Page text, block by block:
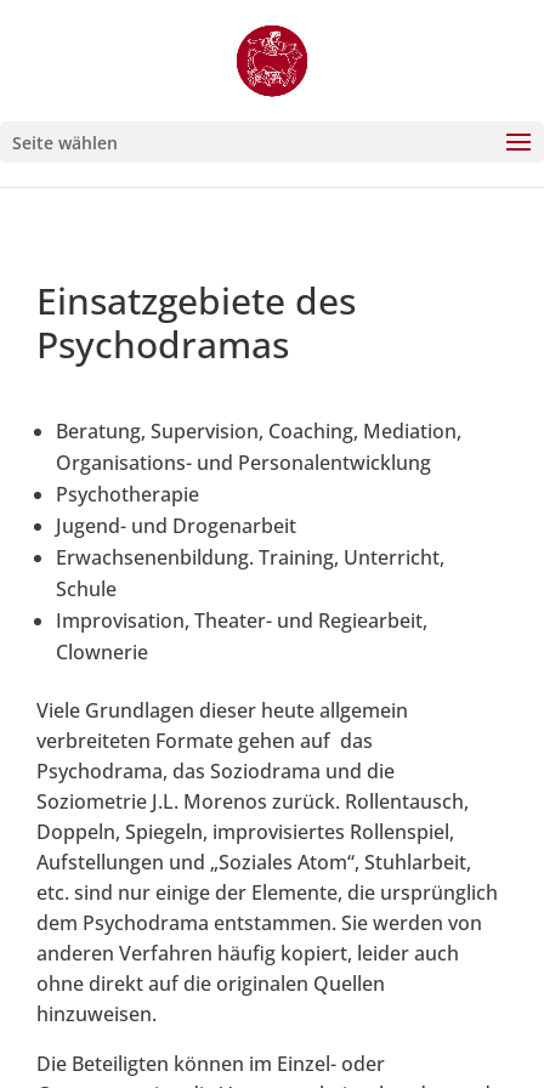
Seite wählen
Einsatzgebiete des
Psychodramas
Beratung, Supervision, Coaching, Mediation,
Organisations- und Personalentwicklung
Psychotherapie
Jugend- und Drogenarbeit
Erwachsenenbildung. Training, Unterricht,
Schule
Improvisation, Theater- und Regiearbeit,
Clownerie
Viele Grundlagen dieser heute allgemein
verbreiteten Formate gehen auf das
Psychodrama, das Soziodrama und die
Soziometrie J.L. Morenos zurück. Rollentausch,
Doppeln, Spiegeln, improvisiertes Rollenspiel,
Aufstellungen und „Soziales Atom“, Stuhlarbeit,
etc. sind nur einige der Elemente, die ursprünglich
dem Psychodrama entstammen. Sie werden von
anderen Verfahren häufig kopiert, leider auch
ohne direkt auf die originalen Quellen
hinzuweisen.
Die Beteiligten können im Einzel- oder